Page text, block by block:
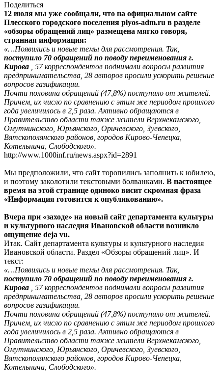
Поделиться
12 июля мы уже сообщали, что на официальном сайте
Плесского городского поселения plyos-adm.ru в разделе
«обзоры обращений лиц» размещена мягко говоря,
странная информация:
«…Появились и новые темы для рассмотрения. Так,
поступило 70 обращений по поводу переименования г.
Кирова , 57 корреспондентов поднимали вопросы развития
предпринимательства, 28 авторов просили ускорить решение
вопросов газификации.
Почти половина обращений (47,8%) поступило от жителей.
Причем, их число по сравнению с этим же периодом прошлого
года увеличилось в 2,5 раза. Активно обращаются в
Правительство области также жители Верхнекамского,
Омутнинского, Юрьянского, Оричевского, Зуевского,
Вятскополянского районов, городов Кирово-Чепецка,
Котельнича, Слободского».
http://www.1000inf.ru/news.aspx?id=2891
Мы предположили, что сайт торопились заполнить к юбилею,
и поэтому заколотили текстовыми болванками. В настоящее
время на этой странице одиноко висит скромная фраза
«Информация готовится к опубликованию».
Вчера при «заходе» на новый сайт департамента культуры
и культурного наследия Ивановской области возникло
ощущение deja vu.
Итак. Сайт департамента культуры и культурного наследия
Ивановской области. Раздел «Обзоры обращений лиц». И
текст:
«…Появились и новые темы для рассмотрения. Так,
поступило 70 обращений по поводу переименования г.
Кирова , 57 корреспондентов поднимали вопросы развития
предпринимательства, 28 авторов просили ускорить решение
вопросов газификации.
Почти половина обращений (47,8%) поступило от жителей.
Причем, их число по сравнению с этим же периодом прошлого
года увеличилось в 2,5 раза. Активно обращаются в
Правительство области также жители Верхнекамского,
Омутнинского, Юрьянского, Оричевского, Зуевского,
Вятскополянского районов, городов Кирово-Чепецка,
Котельнича, Слободского».